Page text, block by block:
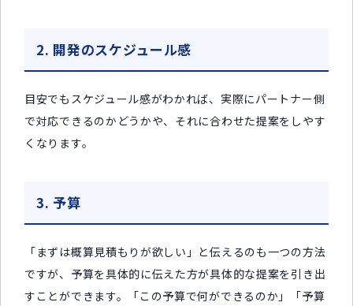
2. 開発のスケジュール感
目安でもスケジュール感がわかれば、実際にパートナー側
で対応できるのかどうかや、それに合わせた提案をしやす
くなります。
3. 予算
「まずは概算見積もりが欲しい」と伝えるのも一つの方法
ですが、予算を具体的に伝えた方が具体的な提案を引き出
すことができます。「この予算で何ができるのか」「予算